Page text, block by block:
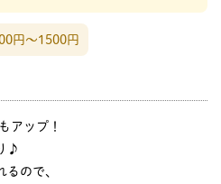
円〜1500円
アップ！
♪
るので、